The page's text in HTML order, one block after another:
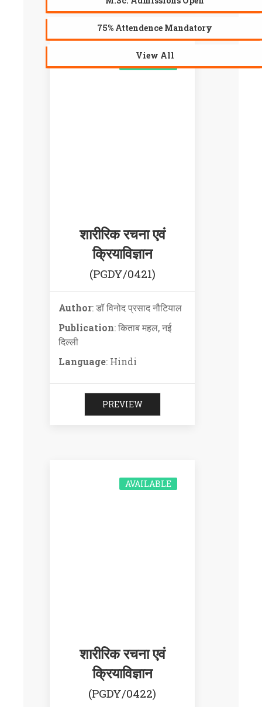
75% Attendence Mandatory
View All
शारीरिक रचना एवं
क्रियाविज्ञान
(PGDY/0421)
AVAILABLE
Author: डॉ विनोद प्रसाद नौटियाल
Publication: किताब महल, नई
दिल्ली
Language: Hindi
PREVIEW
शारीरिक रचना एवं
क्रियाविज्ञान
(PGDY/0422)
AVAILABLE